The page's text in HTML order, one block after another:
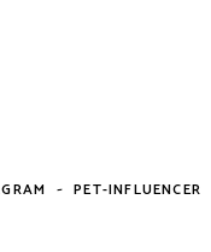
- PET-INFLUENCER